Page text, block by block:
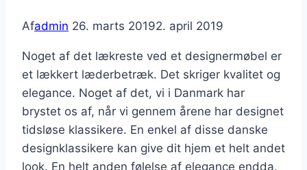
Afadmin 26. marts 20192. april 2019
Noget af det lækreste ved et designermøbel er
et lækkert læderbetræk. Det skriger kvalitet og
elegance. Noget af det, vi i Danmark har
brystet os af, når vi gennem årene har designet
tidsløse klassikere. En enkel af disse danske
designklassikere kan give dit hjem et helt andet
look. En helt anden følelse af elegance endda.